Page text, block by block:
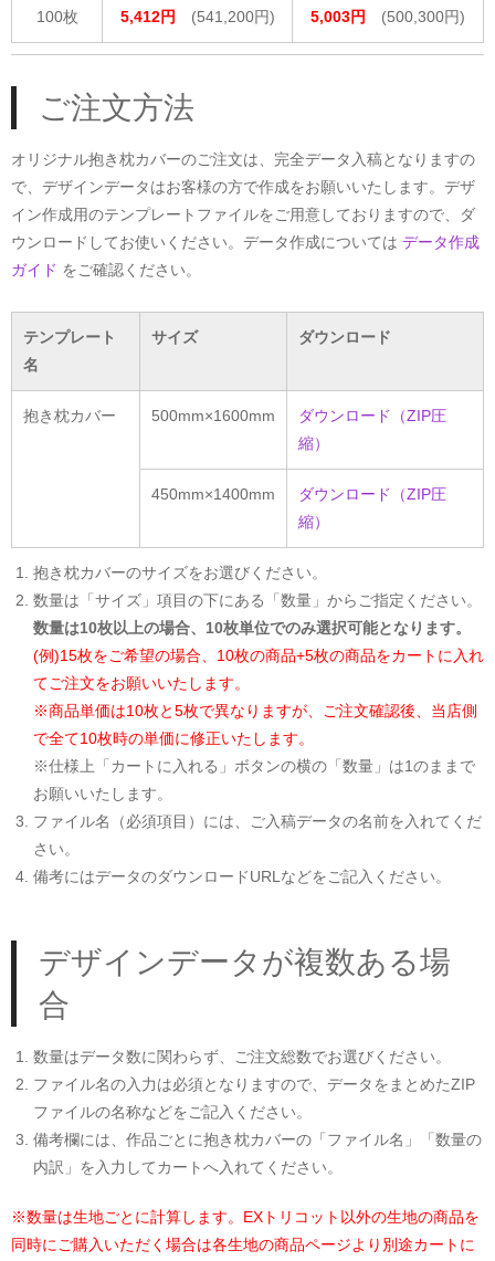
100枚 5,412円 (541,200円) 5,003円 (500,300円)
ご注文方法
オリジナル抱き枕カバーのご注文は、完全データ入稿となりますの
で、デザインデータはお客様の方で作成をお願いいたします。デザ
イン作成用のテンプレートファイルをご用意しておりますので、ダ
ウンロードしてお使いください。データ作成については データ作成
ガイド をご確認ください。
テンプレート
名
サイズ ダウンロード
抱き枕カバー 500mm×1600mm
ダウンロード（ZIP圧
縮）
450mm×1400mm
ダウンロード（ZIP圧
縮）
抱き枕カバーのサイズをお選びください。
数量は「サイズ」項目の下にある「数量」からご指定ください。
数量は10枚以上の場合、10枚単位でのみ選択可能となります。
(例)15枚をご希望の場合、10枚の商品+5枚の商品をカートに入れ
てご注文をお願いいたします。
※商品単価は10枚と5枚で異なりますが、ご注文確認後、当店側
で全て10枚時の単価に修正いたします。
※仕様上「カートに入れる」ボタンの横の「数量」は1のままで
お願いいたします。
ファイル名（必須項目）には、ご入稿データの名前を入れてくだ
さい。
備考にはデータのダウンロードURLなどをご記入ください。
デザインデータが複数ある場
合
数量はデータ数に関わらず、ご注文総数でお選びください。
ファイル名の入力は必須となりますので、データをまとめたZIP
ファイルの名称などをご記入ください。
備考欄には、作品ごとに抱き枕カバーの「ファイル名」「数量の
内訳」を入力してカートへ入れてください。
※数量は生地ごとに計算します。EXトリコット以外の生地の商品を
同時にご購入いただく場合は各生地の商品ページより別途カートに